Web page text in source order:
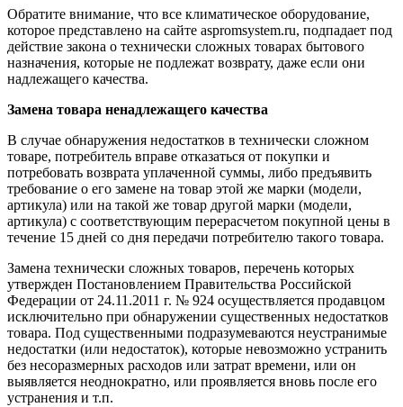
Обратите внимание, что все климатическое оборудование,
которое представлено на сайте aspromsystem.ru, подпадает под
действие закона о технически сложных товарах бытового
назначения, которые не подлежат возврату, даже если они
надлежащего качества.
Замена товара ненадлежащего качества
В случае обнаружения недостатков в технически сложном
товаре, потребитель вправе отказаться от покупки и
потребовать возврата уплаченной суммы, либо предъявить
требование о его замене на товар этой же марки (модели,
артикула) или на такой же товар другой марки (модели,
артикула) с соответствующим перерасчетом покупной цены в
течение 15 дней со дня передачи потребителю такого товара.
Замена технически сложных товаров, перечень которых
утвержден Постановлением Правительства Российской
Федерации от 24.11.2011 г. № 924 осуществляется продавцом
исключительно при обнаружении существенных недостатков
товара. Под существенными подразумеваются неустранимые
недостатки (или недостаток), которые невозможно устранить
без несоразмерных расходов или затрат времени, или он
выявляется неоднократно, или проявляется вновь после его
устранения и т.п.